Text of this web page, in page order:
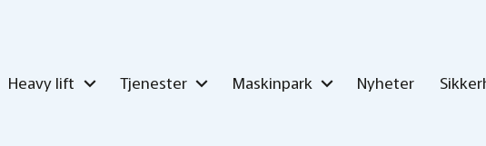
Heavy lift Tjenester Maskinpark Nyheter